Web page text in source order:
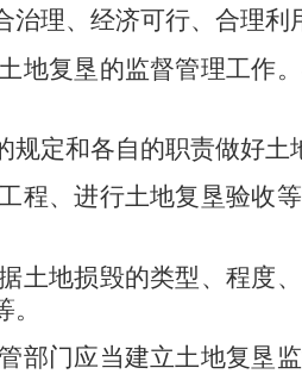
理、经济可行、合理利
复垦的监督管理工作
定和各自的职责做好土
、进行土地复垦验收
土地损毁的类型、程度
部门应当建立土地复垦